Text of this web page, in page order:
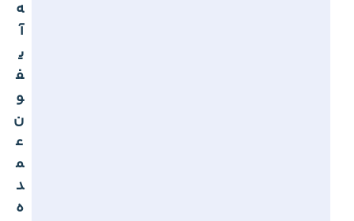
ه
آ
ی
ف
و
ن
ع
م
د
ه